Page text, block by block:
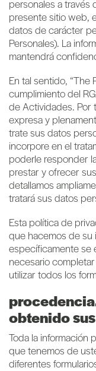
personales a través
presente sitio web,
datos de carácter
Personales). La
mantendrá
En tal sentido, “The
cumplimiento del
de Actividades. Por
expresa y
trate sus datos
incorpore en el
poderle responder
prestar y ofrecer
detallamos
tratará sus datos
Esta política de
que hacemos de su
específicamente se
necesario
utilizar todos los
obtenido
Toda la información
que tenemos de
diferentes